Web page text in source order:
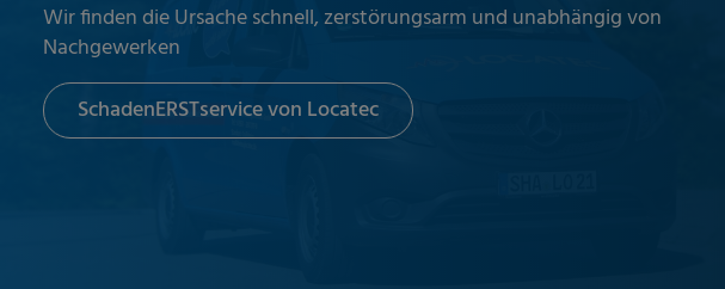
Wir finden die Ursache schnell, zerstörungsarm und unabhängig von
Nachgewerken
SchadenERSTservice von Locatec